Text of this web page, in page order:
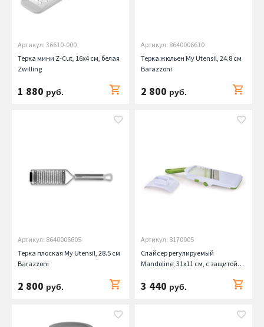
Артикул: 36610-000
Терка мини Z-Cut, 16х4 см, белая
Zwilling
1 880 руб.
Артикул: 8640006610
Терка жюльен My Utensil, 24.8 см
Barazzoni
2 800 руб.
Артикул: 8640006605
Терка плоская My Utensil, 28.5 см
Barazzoni
2 800 руб.
Артикул: 8170005
Слайсер регулируемый
Mandoline, 31х11 см, с защитой
3 440 руб.